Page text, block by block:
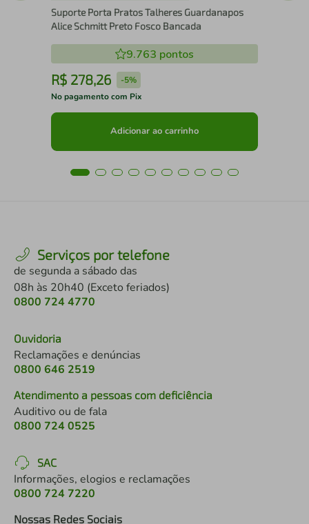
Suporte Porta Pratos Talheres Guardanapos
Alice Schmitt Preto Fosco Bancada
9.763 pontos
R$ 278,26 -5%
No pagamento com Pix
Adicionar ao carrinho
Serviços por telefone
de segunda a sábado das
08h às 20h40 (Exceto feriados)
0800 724 4770
Ouvidoria
Reclamações e denúncias
0800 646 2519
Atendimento a pessoas com deficiência
Auditivo ou de fala
0800 724 0525
SAC
Informações, elogios e reclamações
0800 724 7220
Nossas Redes Sociais